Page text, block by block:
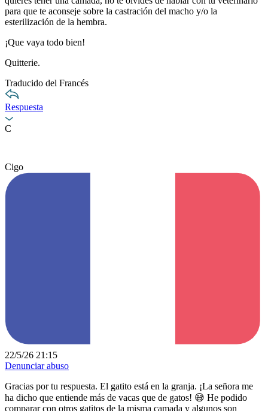
para que te aconseje sobre la castración del macho y/o la
esterilización de la hembra.
¡Que vaya todo bien!
Quitterie.
Traducido del Francés
Respuesta
C
Cigo
22/5/26 21:15
Denunciar abuso
Gracias por tu respuesta. El gatito está en la granja. ¡La señora me
ha dicho que entiende más de vacas que de gatos! 😅 He podido
comparar con otros gatitos de la misma camada y algunos son